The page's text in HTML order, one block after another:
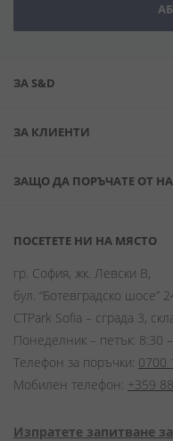
ЗА S&D
ЗА КЛИЕНТИ
ЗАЩО ДА ПОРЪЧАТЕ ОТ
ПОСЕТЕТЕ НИ НА МЯСТО
гр. София, жк. Левски В,
бул. “Ботевградско шосе”
CTPark Sofia – сграда 3,
Понеделник – петък: 8:30
Телефон за поръчки: 0700
Мобилен телефон: +359
Изпратете запитване